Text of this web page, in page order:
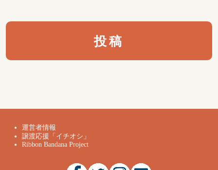
運営者情報
譲渡応援「イチオシ」
Ribbon Bandana Project